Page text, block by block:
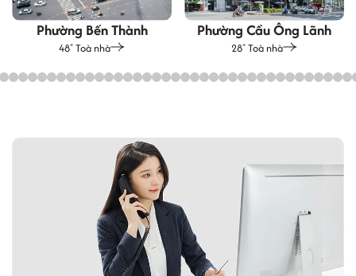
Phường Bến Thành
48+ Toà nhà
Phường Cầu Ông Lãnh
28+ Toà nhà